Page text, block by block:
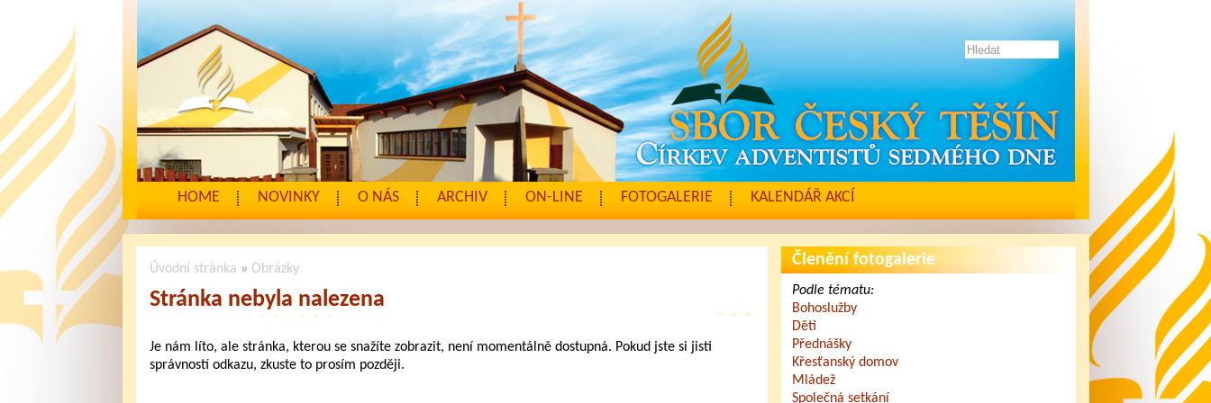
HOME NOVINKY O NÁS ARCHIV ON-LINE FOTOGALERIE KALENDÁŘ AKCÍ
Úvodní stránka » Obrázky
Stránka nebyla nalezena
Je nám líto, ale stránka, kterou se snažíte zobrazit, není momentálně dostupná. Pokud jste si jisti
správností odkazu, zkuste to prosím později.
Členění fotogalerie
Podle tématu:
Bohoslužby
Děti
Přednášky
Křesťanský domov
Mládež
Společná setkání